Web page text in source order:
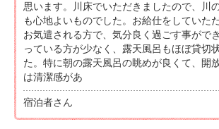
思います。川床でいただきましたので、川
も心地よいものでした。お給仕をしていた
お気遣される方で、気分良く過ごす事がで
っている方が少なく、露天風呂もほぼ貸切
た。特に朝の露天風呂の眺めが良くて、開
は清潔感があ
宿泊者さん